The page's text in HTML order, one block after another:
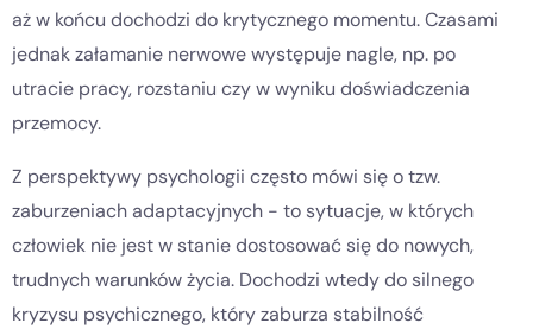
aż w końcu dochodzi do krytycznego momentu. Czasami
jednak załamanie nerwowe występuje nagle, np. po
utracie pracy, rozstaniu czy w wyniku doświadczenia
przemocy.
Z perspektywy psychologii często mówi się o tzw.
zaburzeniach adaptacyjnych - to sytuacje, w których
człowiek nie jest w stanie dostosować się do nowych,
trudnych warunków życia. Dochodzi wtedy do silnego
kryzysu psychicznego, który zaburza stabilność